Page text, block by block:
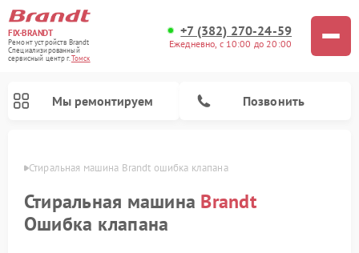
FIX-BRANDT
Ремонт устройств Brandt
Специализированный
cервисный центр г.Томск
+7 (382) 270-24-59
Ежедневно, с 10:00 до 20:00
Мы ремонтируем Позвонить
Стиральная машина Brandt ошибка клапана
Стиральная машина Brandt
Ошибка клапана